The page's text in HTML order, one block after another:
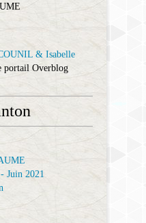
& Isabelle
portail Overblog
Juin 2021